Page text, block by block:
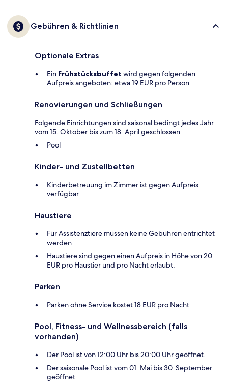
Gebühren & Richtlinien
Optionale Extras
Ein Frühstücksbuffet wird gegen folgenden
Aufpreis angeboten: etwa 19 EUR pro Person
Renovierungen und Schließungen
Folgende Einrichtungen sind saisonal bedingt jedes Jahr
vom 15. Oktober bis zum 18. April geschlossen:
Pool
Kinder- und Zustellbetten
Kinderbetreuung im Zimmer ist gegen Aufpreis
verfügbar.
Haustiere
Für Assistenztiere müssen keine Gebühren entrichtet
werden
Haustiere sind gegen einen Aufpreis in Höhe von 20
EUR pro Haustier und pro Nacht erlaubt.
Parken
Parken ohne Service kostet 18 EUR pro Nacht.
Pool, Fitness- und Wellnessbereich (falls
vorhanden)
Der Pool ist von 12:00 Uhr bis 20:00 Uhr geöffnet.
Der saisonale Pool ist vom 01. Mai bis 30. September
geöffnet.